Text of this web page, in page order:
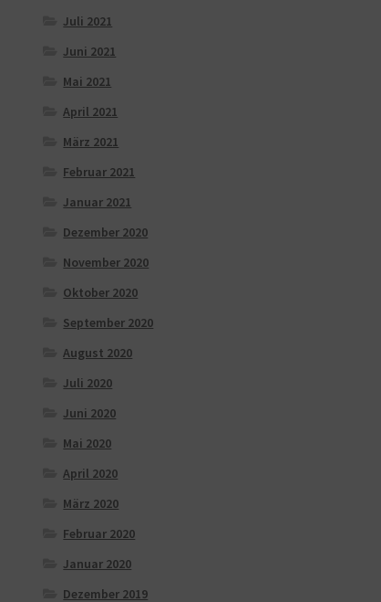
Juli 2021
Juni 2021
Mai 2021
April 2021
März 2021
Februar 2021
Januar 2021
Dezember 2020
November 2020
Oktober 2020
September 2020
August 2020
Juli 2020
Juni 2020
Mai 2020
April 2020
März 2020
Februar 2020
Januar 2020
Dezember 2019